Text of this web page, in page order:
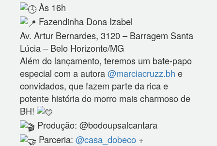
Às 16h
Fazendinha Dona Izabel
Av. Artur Bernardes, 3120 – Barragem Santa
Lúcia – Belo Horizonte/MG
Além do lançamento, teremos um bate-papo
especial com a autora@marciacruzz.bh e
convidados, que fazem parte da rica e
potente história do morro mais charmoso de
BH!
Produção: @bodoupsalcantara
Parceria:@casa_dobeco +